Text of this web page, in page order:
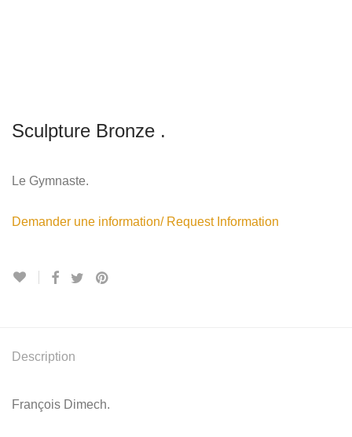
Sculpture Bronze .
Le Gymnaste.
Demander une information/ Request Information
Description
François Dimech.